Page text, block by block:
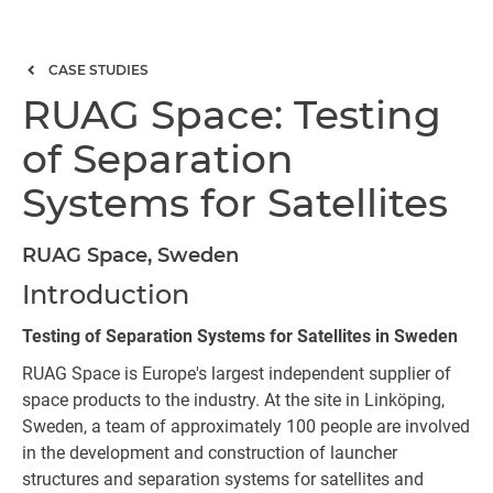
CASE STUDIES
RUAG Space: Testing
of Separation
Systems for Satellites
RUAG Space, Sweden
Introduction
Testing of Separation Systems for Satellites in Sweden
RUAG Space is Europe's largest independent supplier of
space products to the industry. At the site in Linköping,
Sweden, a team of approximately 100 people are involved
in the development and construction of launcher
structures and separation systems for satellites and